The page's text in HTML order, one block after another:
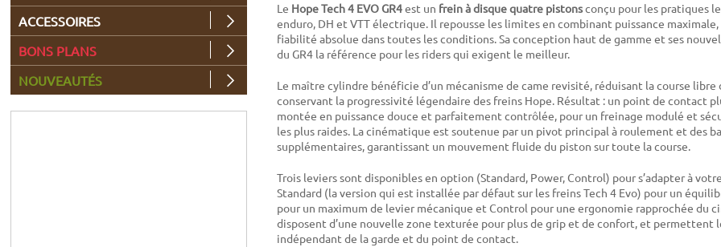
Le Hope Tech 4 EVO GR4est un frein à disque quatre pistonsconçu pour les pratiques
enduro, DH et VTT électrique. Il repousse les limites en combinant puissance
fiabilité absolue dans toutes les conditions. Sa conception haut de gamme et ses
du GR4 la référence pour les riders qui exigent le meilleur.
Le maître cylindre bénéficie d’un mécanisme de came revisité, réduisant la course
conservant la progressivité légendaire des freins Hope. Résultat : un point de contact
montée en puissance douce et parfaitement contrôlée, pour un freinage modulé et
les plus raides. La cinématique est soutenue par un pivot principal à roulement et des
supplémentaires, garantissant un mouvement fluide du piston sur toute la course.
Trois leviers sont disponibles en option (Standard, Power, Control) pour s’adapter à
Standard (la version qui est installée par défaut sur les freins Tech 4 Evo) pour un
pour un maximum de levier mécanique et Control pour une ergonomie rapprochée du
disposent d’une nouvelle zone texturée pour plus de grip et de confort, et permettent
indépendant de la garde et du point de contact.
ACCESSOIRES
BONS PLANS
NOUVEAUTÉS